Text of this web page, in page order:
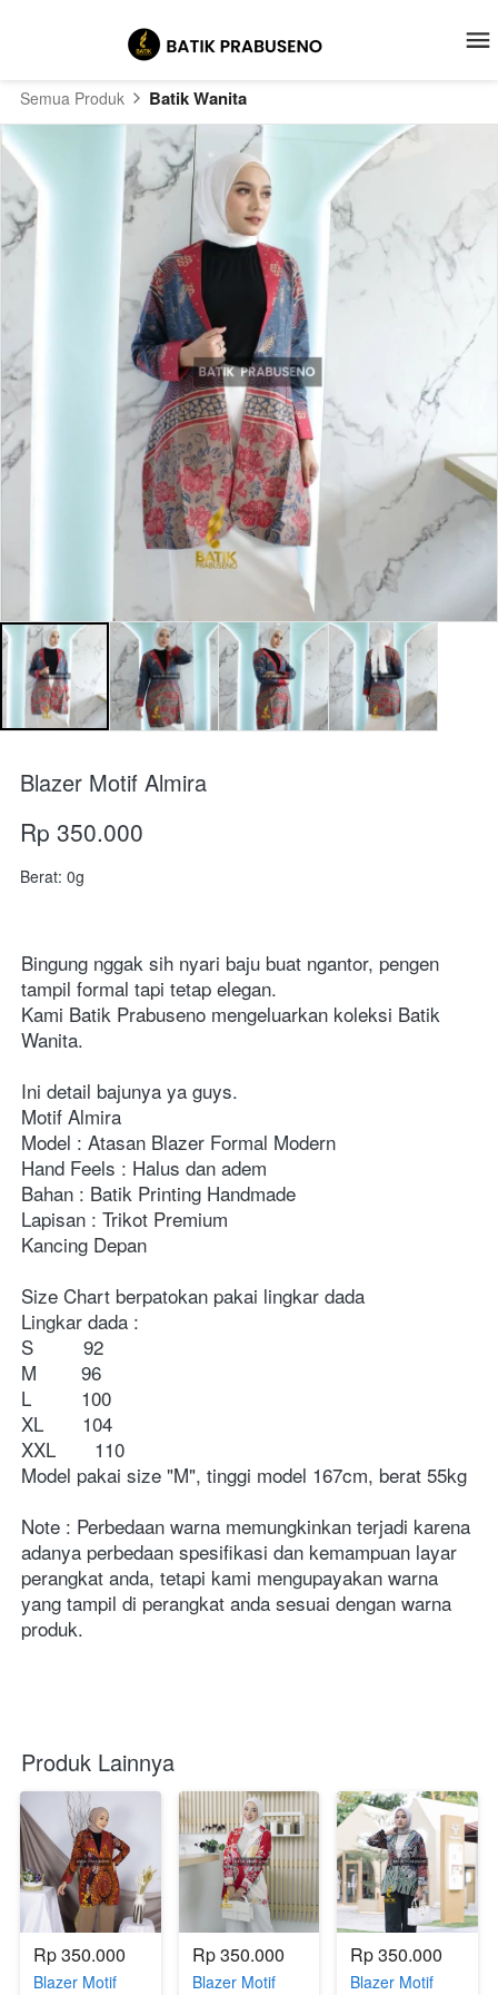
Semua Produk Batik Wanita
Blazer Motif Almira
Rp 350.000
Berat: 0g
Bingung nggak sih nyari baju buat ngantor, pengen
tampil formal tapi tetap elegan.
Kami Batik Prabuseno mengeluarkan koleksi Batik
Wanita.
Ini detail bajunya ya guys.
Motif Almira
Model : Atasan Blazer Formal Modern
Hand Feels : Halus dan adem
Bahan : Batik Printing Handmade
Lapisan : Trikot Premium
Kancing Depan
Size Chart berpatokan pakai lingkar dada
Lingkar dada :
S         92
M        96
L         100
XL       104
XXL       110
Model pakai size "M", tinggi model 167cm, berat 55kg
Note : Perbedaan warna memungkinkan terjadi karena
adanya perbedaan spesifikasi dan kemampuan layar
perangkat anda, tetapi kami mengupayakan warna
yang tampil di perangkat anda sesuai dengan warna
produk.
Produk Lainnya
Rp 350.000
Blazer Motif
Rp 350.000
Blazer Motif
Rp 350.000
Blazer Motif